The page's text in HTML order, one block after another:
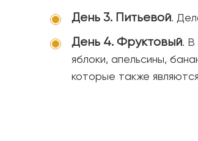
День 3. Питьевой.
День 4. Фруктовый. В
яблоки, апельсины,
которые также